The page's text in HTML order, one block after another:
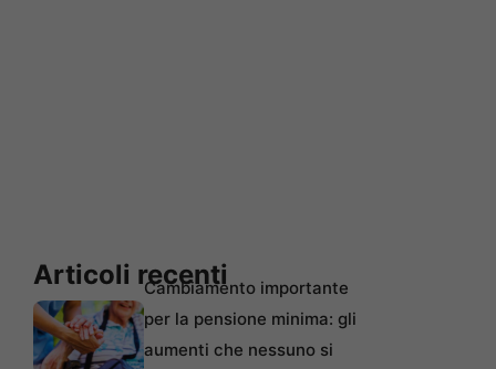
Articoli recentiCambiamento importante
per la pensione minima: gli
aumenti che nessuno si